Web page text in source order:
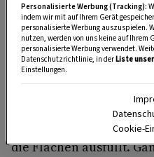
Johann und Hildegund
Glas auf den Riss. So
nur Heilige darstellte.
moderne Themen
Hinterglasmalerei
spiegelverkehrt
werden die Linien
die Flächen ausfüllt.
Personalisierte Werbung (Tracking):
indem wir mit auf Ihrem Gerät
personalisierte Werbung auszuspielen.
nutzen, werden von uns keine auf Ihrem
personalisierte Werbung verwendet.
Datenschutzrichtlinie, in derListe
Einstellungen.
Cookie-